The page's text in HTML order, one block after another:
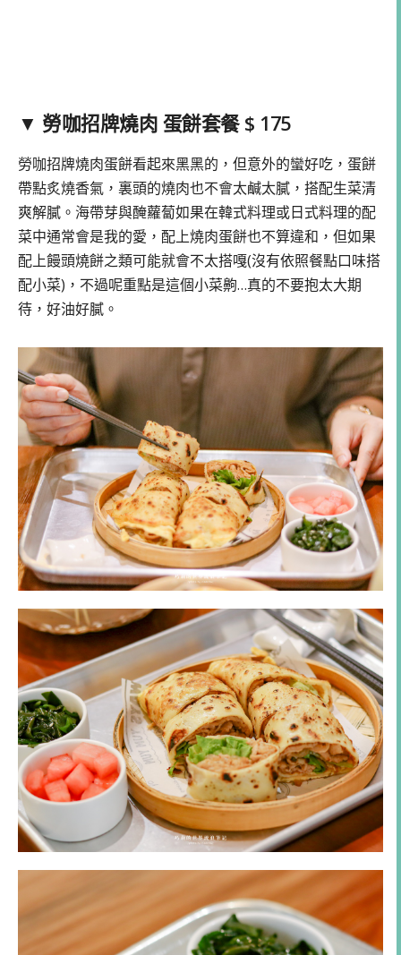
▼ 勞咖招牌燒肉 蛋餅套餐 $ 175
勞咖招牌燒肉蛋餅看起來黑黑的，但意外的蠻好吃，蛋餅
帶點炙燒香氣，裏頭的燒肉也不會太鹹太膩，搭配生菜清
爽解膩。海帶芽與醃蘿蔔如果在韓式料理或日式料理的配
菜中通常會是我的愛，配上燒肉蛋餅也不算違和，但如果
配上饅頭燒餅之類可能就會不太搭嘎(沒有依照餐點口味搭
配小菜)，不過呢重點是這個小菜齁…真的不要抱太大期
待，好油好膩。